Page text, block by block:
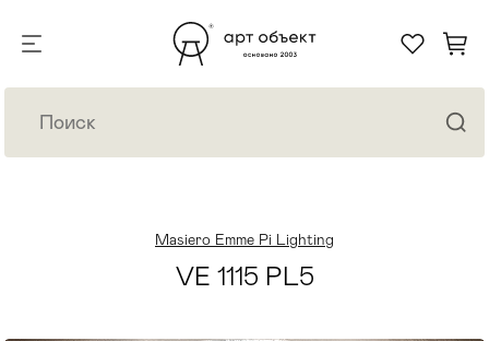
Masiero Emme Pi Lighting
VE 1115 PL5